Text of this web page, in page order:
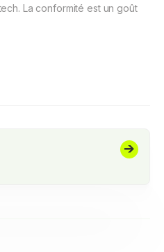
La conformité est un goût